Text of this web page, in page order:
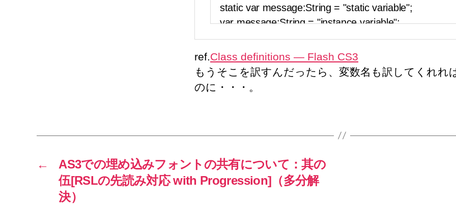
ref.Class definitions — Flash CS3
もうそこを訳すんだったら、変数名も訳してくれれ
のに・・・。
←
AS3での埋め込みフォントの共有について：其の
伍[RSLの先読み対応 with Progression]（多分解
決）